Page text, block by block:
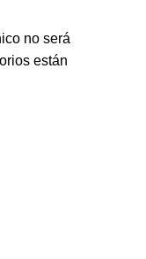
no será
están